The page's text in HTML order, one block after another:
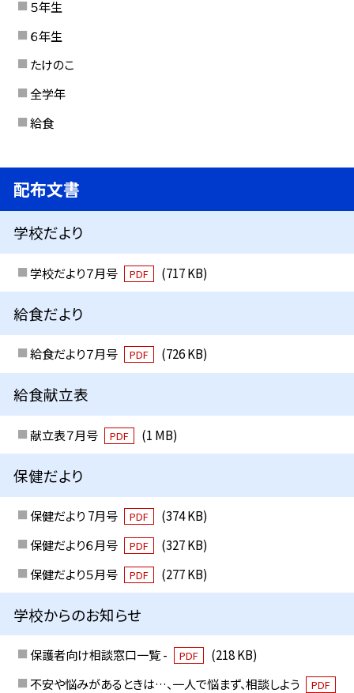
５年生
６年生
たけのこ
全学年
給食
配布文書
学校だより
学校だより７月号 PDF (717 KB)
給食だより
給食だより７月号 PDF (726 KB)
給食献立表
献立表７月号 PDF (1 MB)
保健だより
保健だより 7月号 PDF
(374 KB)
保健だより６月号
PDF
(327 KB)
保健だより５月号
PDF (277 KB)
学校からのお知らせ
保護者向け相談窓口一覧 - PDF
(218 KB)
不安や悩みがあるときは…、一人で悩まず、相談しよう
PDF